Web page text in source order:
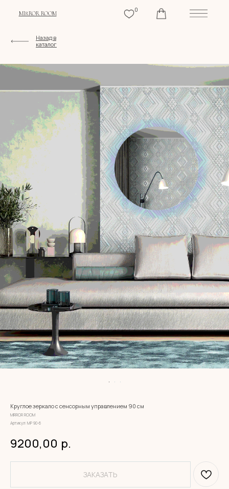
Круглое зеркало с сенсорным управлением 90 см
MIRROR ROOM
Артикул:МР 90-6
9200,00 р.
ЗАКАЗАТЬ